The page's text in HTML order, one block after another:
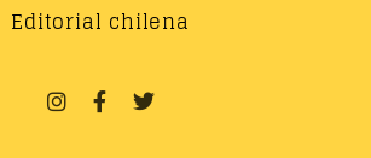
Editorial chilena